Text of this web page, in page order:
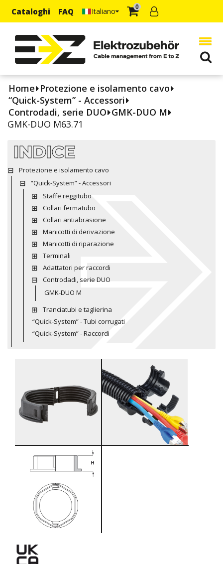
Cataloghi FAQ Italiano 0
Home Protezione e isolamento cavo
“Quick-System” - Accessori
Controdadi, serie DUO GMK-DUO M
GMK-DUO M63.71
INDICE
Protezione e isolamento cavo
“Quick-System” - Accessori
Staffe reggitubo
Collari fermatubo
Collari antiabrasione
Manicotti di derivazione
Manicotti di riparazione
Terminali
Adattatori per raccordi
Controdadi, serie DUO
GMK-DUO M
Tranciatubi e taglierina
“Quick-System” - Tubi corrugati
“Quick-System” - Raccordi